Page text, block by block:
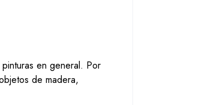
en general. Por
de madera,